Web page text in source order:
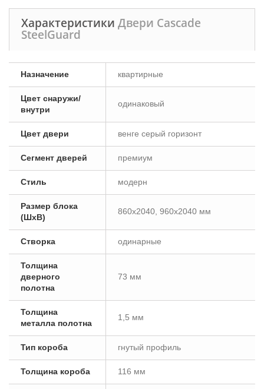
Характеристики Двери Cascade
SteelGuard
Назначение квартирные
Цвет снаружи/
внутри
одинаковый
Цвет двери венге серый горизонт
Сегмент дверей премиум
Стиль модерн
Размер блока
(ШxВ)
860х2040, 960х2040 мм
Створка одинарные
Толщина
дверного
полотна
73 мм
Толщина
металла полотна
1,5 мм
Тип короба гнутый профиль
Толщина короба 116 мм